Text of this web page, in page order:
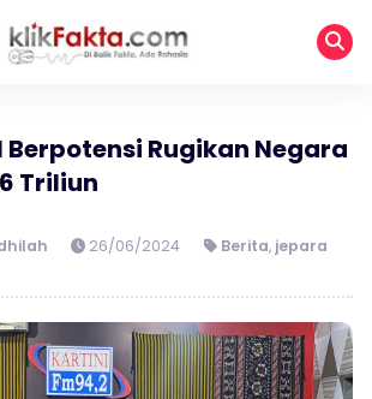
Berpotensi Rugikan Negara
Triliun
26/06/2024 Berita, jepara